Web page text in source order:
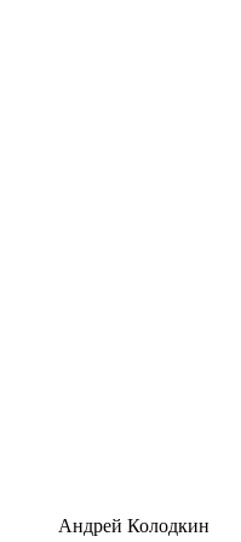
Андрей Колодкин